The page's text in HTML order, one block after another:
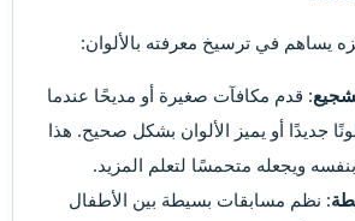
يساهم في ترسيخ معرفته بالألوان:
: قدم مكافآت صغيرة أو مديحًا عندما
جديدًا أو يميز الألوان بشكل صحيح. هذا
ويجعله متحمسًا لتعلم المزيد.
: نظم مسابقات بسيطة بين الأطفال